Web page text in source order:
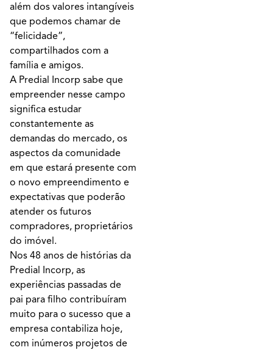
além dos valores intangíveis
que podemos chamar de
“felicidade”,
compartilhados com a
família e amigos.
A Predial Incorp sabe que
empreender nesse campo
significa estudar
constantemente as
demandas do mercado, os
aspectos da comunidade
em que estará presente com
o novo empreendimento e
expectativas que poderão
atender os futuros
compradores, proprietários
do imóvel.
Nos 48 anos de histórias da
Predial Incorp, as
experiências passadas de
pai para filho contribuíram
muito para o sucesso que a
empresa contabiliza hoje,
com inúmeros projetos de